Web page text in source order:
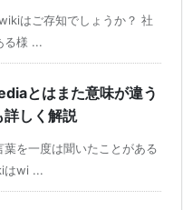
はご存知でしょうか？ 社
る様 ...
とはまた意味が違う
詳しく解説
を一度は聞いたことがある
はwi ...